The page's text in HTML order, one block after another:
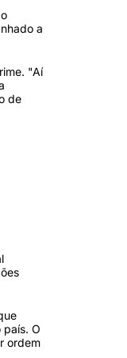
a
"Aí
de
O
ordem